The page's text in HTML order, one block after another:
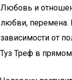
Любовь и
любви, перемена.
зависимости от
Туз Треф в